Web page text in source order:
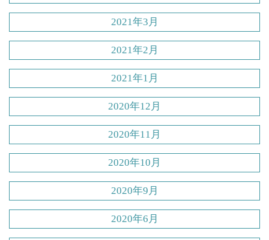
2021年3月
2021年2月
2021年1月
2020年12月
2020年11月
2020年10月
2020年9月
2020年6月